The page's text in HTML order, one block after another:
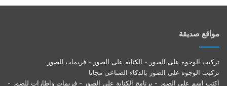
مواقع صديقة
تركيب الوجوه على الصور - الكتابة على الصور - فريمات للصور
تركيب الوجوه على الصور بالذكاء الصناعى مجانا
اكتب اسم على الصور - برنامج الكتابة على الصور - فريمات واطارات للصور -